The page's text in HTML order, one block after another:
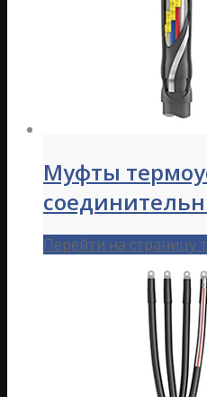
Муфты
Перейти на страницу